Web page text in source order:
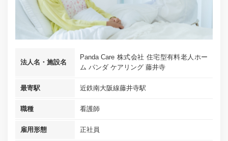
法人名・施設名
Panda Care 株式会社 住宅型有料老人ホー
ム パンダ ケアリング 藤井寺
最寄駅 近鉄南大阪線藤井寺駅
職種 看護師
雇用形態 正社員